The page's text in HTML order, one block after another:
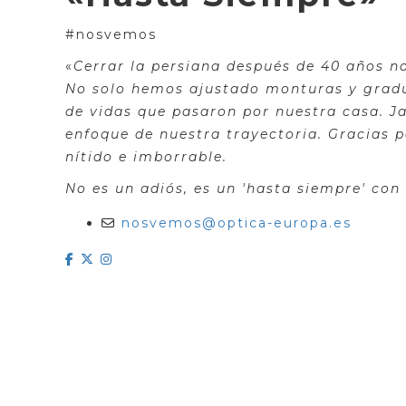
#nosvemos
« Cerrar la persiana después de 40 años
No solo hemos ajustado monturas y
de vidas que pasaron por nuestra casa.
enfoque de nuestra trayectoria. Gracias
nítido e imborrable.
No es un adiós, es un 'hasta siempre'
nosvemos@optica-europa.es